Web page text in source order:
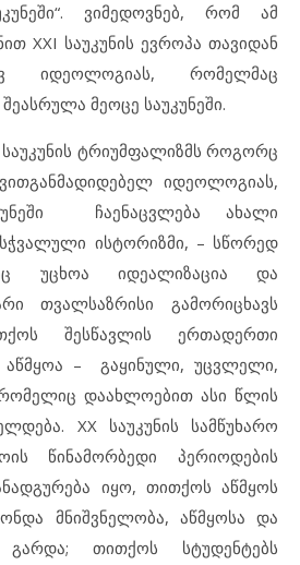
ვიმედოვნებ, რომ ამ
XXI საუკუნის ევროპა თავიდან
იდეოლოგიას, რომელმაც
მეოცე საუკუნეში.
საუკუნის ტრიუმფალიზმს როგორც
იდეოლოგიას,
ჩაენაცვლება ახალი
ისტორიზმი, – სწორედ
უცხოა იდეალიზაცია და
თვალსაზრისი გამორიცხავს
შესწავლის ერთადერთი
აწმყოა – გაყინული, უცვლელი,
დაახლოებით ასი წლის
XX საუკუნის სამწუხარო
წინამორბედი პერიოდების
იყო, თითქოს აწმყოს
მნიშვნელობა, აწმყოსა და
თითქოს სტუდენტებს